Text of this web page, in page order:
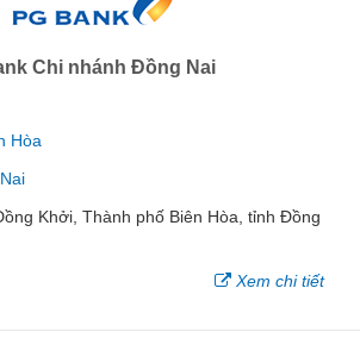
Chi nhánh Đồng Nai
Hòa
Khởi, Thành phố Biên Hòa, tỉnh Đồng
Xem chi tiết